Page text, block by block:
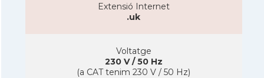
Extensió Internet
.uk
Voltatge
230 V / 50 Hz
(a CAT tenim 230 V / 50 Hz)